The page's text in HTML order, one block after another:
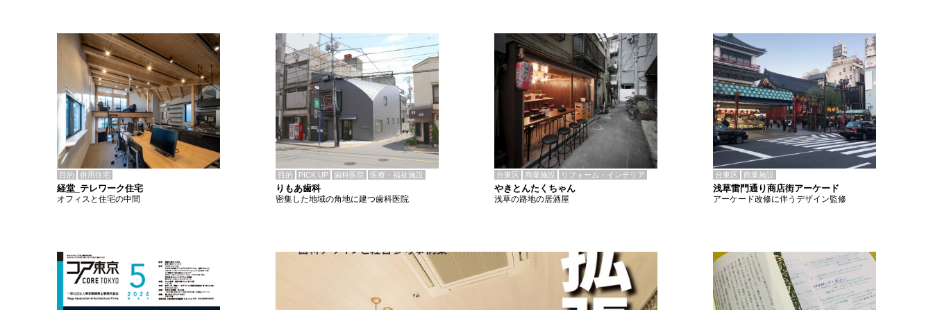
目的 併用住宅
経堂_テレワーク住宅
オフィスと住宅の中間
目的 PICK UP 歯科医院 医療・福祉施設
りもあ歯科
密集した地域の角地に建つ歯科医院
台東区 商業施設 リフォーム・インテリア
やきとんたくちゃん
浅草の路地の居酒屋
台東区 商業施設
浅草雷門通り商店街アーケード
アーケード改修に伴うデザイン監修